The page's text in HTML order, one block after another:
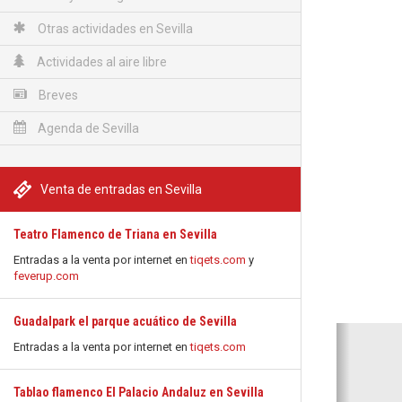
Otras actividades en Sevilla
Actividades al aire libre
Breves
Agenda de Sevilla
Venta de entradas en Sevilla
Teatro Flamenco de Triana en Sevilla
Entradas a la venta por internet entiqets.com y
feverup.com
Guadalpark el parque acuático de Sevilla
Entradas a la venta por internet entiqets.com
Tablao flamenco El Palacio Andaluz en Sevilla